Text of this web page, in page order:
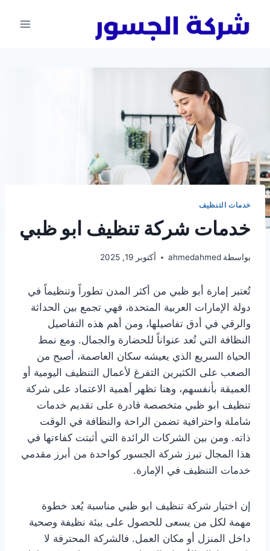
خدمات التنظيف
خدمات شركة تنظيف ابو ظبي
بواسطة ahmedahmed أكتوبر 19, 2025
تُعتبر إمارة أبو ظبي من أكثر المدن تطوراً وتنظيماً في
دولة الإمارات العربية المتحدة، فهي تجمع بين الحداثة
والرقي في أدق تفاصيلها، ومن أهم هذه التفاصيل
النظافة التي تُعد عنواناً للحضارة والجمال. ومع نمط
الحياة السريع الذي يعيشه سكان العاصمة، أصبح من
الصعب على الكثيرين التفرغ لأعمال التنظيف اليومية أو
العميقة بأنفسهم، وهنا تظهر أهمية الاعتماد على شركة
تنظيف ابو ظبي متخصصة قادرة على تقديم خدمات
شاملة واحترافية تضمن الراحة والنظافة في الوقت
ذاته. ومن بين الشركات الرائدة التي أثبتت كفاءتها في
هذا المجال تبرز شركة الجسور كواحدة من أبرز مقدمي
خدمات التنظيف في الإمارة.
إن اختيار شركة تنظيف ابو ظبي مناسبة يُعد خطوة
مهمة لكل من يسعى للحصول على بيئة نظيفة وصحية
داخل المنزل أو مكان العمل. فالشركة المحترفة لا